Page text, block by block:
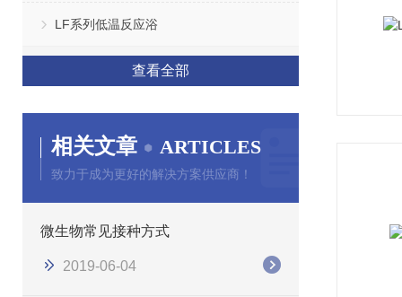
LF系列低温反应浴
查看全部
相关文章 ARTICLES
致力于成为更好的解决方案供应商！
微生物常见接种方式
2019-06-04